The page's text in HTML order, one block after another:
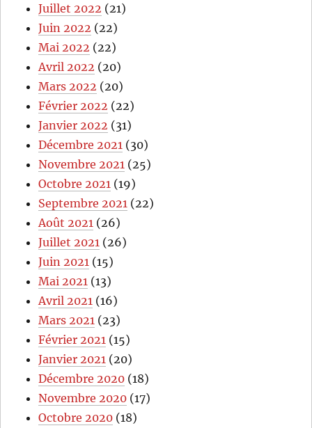
Juillet 2022 (21)
Juin 2022 (22)
Mai 2022 (22)
Avril 2022 (20)
Mars 2022 (20)
Février 2022 (22)
Janvier 2022 (31)
Décembre 2021 (30)
Novembre 2021 (25)
Octobre 2021 (19)
Septembre 2021 (22)
Août 2021 (26)
Juillet 2021 (26)
Juin 2021 (15)
Mai 2021 (13)
Avril 2021 (16)
Mars 2021 (23)
Février 2021 (15)
Janvier 2021 (20)
Décembre 2020 (18)
Novembre 2020 (17)
Octobre 2020 (18)